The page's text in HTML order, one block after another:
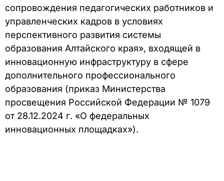
сопровождения педагогических работников и
управленческих кадров в условиях
перспективного развития системы
образования Алтайского края», входящей в
инновационную инфраструктуру в сфере
дополнительного профессионального
образования (приказ Министерства
просвещения Российской Федерации № 1079
от 28.12.2024 г. «О федеральных
инновационных площадках»).